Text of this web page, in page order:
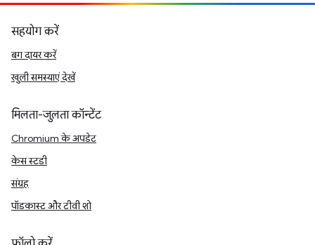
सहयोग करें
बग दायर करें
खुली समस्याएं देखें
मिलता-जुलता कॉन्टेंट
Chromium के अपडेट
केस स्टडी
संग्रह
पॉडकास्ट और टीवी शो